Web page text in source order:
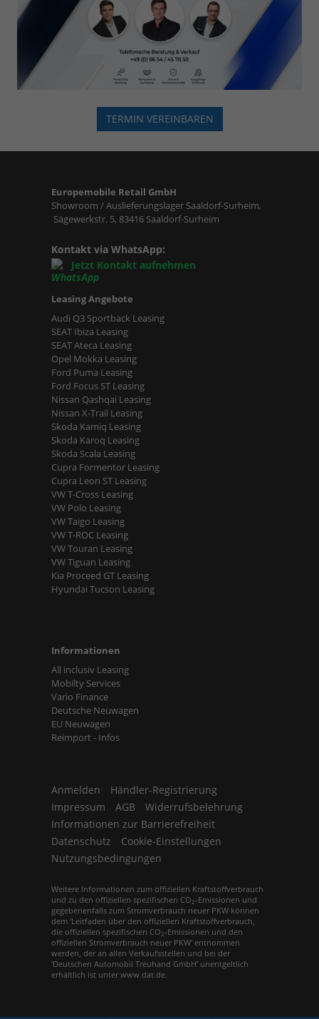
TERMIN VEREINBAREN
Europemobile Retail GmbH
Showroom / Auslieferungslager Saaldorf-Surheim,
Sägewerkstr. 5, 83416 Saaldorf-Surheim
Kontakt via WhatsApp:
Jetzt Kontakt aufnehmen
Leasing Angebote
Audi Q3 Sportback Leasing
SEAT Ibiza Leasing
SEAT Ateca Leasing
Opel Mokka Leasing
Ford Puma Leasing
Ford Focus ST Leasing
Nissan Qashqai Leasing
Nissan X-Trail Leasing
Skoda Kamiq Leasing
Skoda Karoq Leasing
Skoda Scala Leasing
Cupra Formentor Leasing
Cupra Leon ST Leasing
VW T-Cross Leasing
VW Polo Leasing
VW Taigo Leasing
VW T-ROC Leasing
VW Touran Leasing
VW Tiguan Leasing
Kia Proceed GT Leasing
Hyundai Tucson Leasing
Informationen
All inclusiv Leasing
Mobilty Services
Vario Finance
Deutsche Neuwagen
EU Neuwagen
Reimport - Infos
Anmelden
Händler-Registrierung
Impressum
AGB
Widerrufsbelehrung
Informationen zur Barrierefreiheit
Datenschutz
Cookie-Einstellungen
Nutzungsbedingungen
Weitere Informationen zum offiziellen Kraftstoffverbrauch
und zu den offiziellen spezifischen CO2-Emissionen und
gegebenenfalls zum Stromverbrauch neuer PKW können
dem 'Leitfaden über den offiziellen Kraftstoffverbrauch,
die offiziellen spezifischen CO2-Emissionen und den
offiziellen Stromverbrauch neuer PKW' entnommen
werden, der an allen Verkaufsstellen und bei der
'Deutschen Automobil Treuhand GmbH' unentgeltlich
erhältlich ist unter www.dat.de.